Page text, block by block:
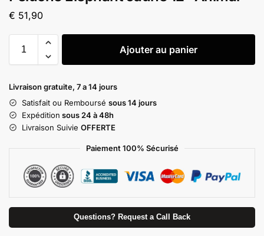
€ 51,90
Ajouter au panier
Livraison gratuite, 7 a 14 jours
Satisfait ou Remboursé sous 14 jours
Expédition sous 24 à 48h
Livraison Suivie OFFERTE
Paiement 100% Sécurisé
Questions? Request a Call Back